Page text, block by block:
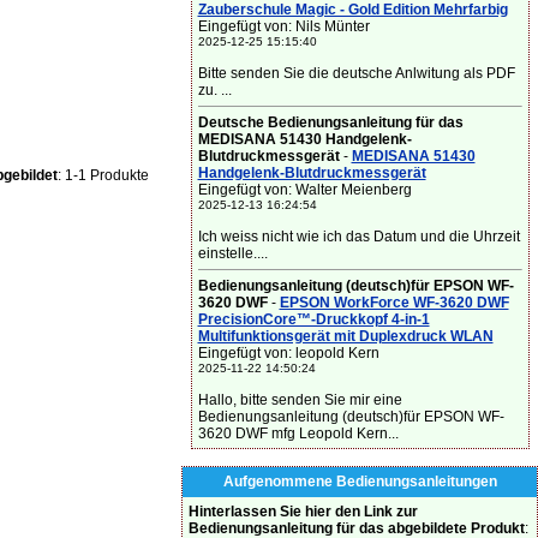
: 1-1 Produkte
Zauberschule Magic - Gold Edition Mehrfarbig
Eingefügt von: Nils Münter
2025-12-25 15:15:40
Bitte senden Sie die deutsche Anlwitung als PDF
zu. ...
Deutsche Bedienungsanleitung für das
MEDISANA 51430 Handgelenk-
Blutdruckmessgerät- MEDISANA 51430
Handgelenk-Blutdruckmessgerät
Eingefügt von: Walter Meienberg
2025-12-13 16:24:54
Ich weiss nicht wie ich das Datum und die Uhrzeit
einstelle....
Bedienungsanleitung (deutsch)für EPSON WF-
3620 DWF- EPSON WorkForce WF-3620 DWF
PrecisionCore™-Druckkopf 4-in-1
Multifunktionsgerät mit Duplexdruck WLAN
Eingefügt von: leopold Kern
2025-11-22 14:50:24
Hallo, bitte senden Sie mir eine
Bedienungsanleitung (deutsch)für EPSON WF-
3620 DWF mfg Leopold Kern...
Aufgenommene Bedienungsanleitungen
Hinterlassen Sie hier den Link zur
Bedienungsanleitung für das abgebildete Produkt: